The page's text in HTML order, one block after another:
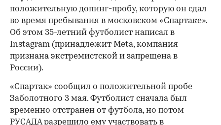
положительную допинг-пробу, которую он сдал
во время пребывания в московском «Спартаке».
Об этом 35-летний футболист написал в
Instagram (принадлежит Meta, компания
признана экстремистской и запрещена в
России).
«Спартак» сообщил о положительной пробе
Заболотного 3 мая. Футболист сначала был
временно отстранен от футбола, но потом
РУСАДА разрешило ему участвовать в